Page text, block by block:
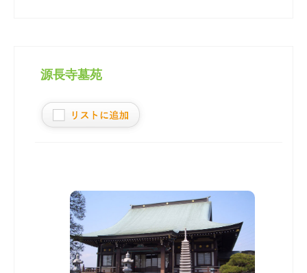
源長寺墓苑